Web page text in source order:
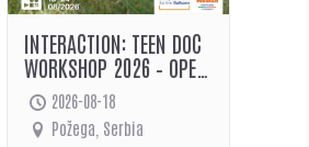
INTERACTION: TEEN DOC
WORKSHOP 2026 – OPEN
CALL!2026-08-18
Požega, Serbia